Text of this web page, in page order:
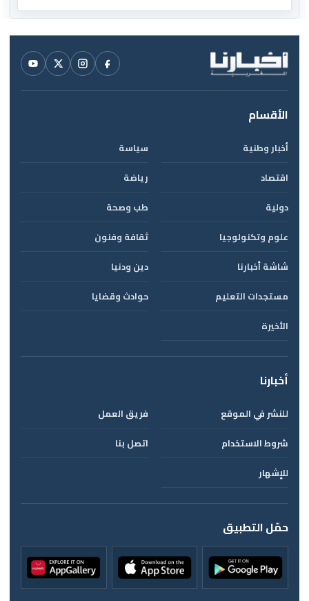
الأقسام
أخبار وطنية
سياسة
اقتصاد
رياضة
دولية
طب وصحة
علوم وتكنولوجيا
ثقافة وفنون
شاشة أخبارنا
دين ودنيا
مستجدات التعليم
حوادث وقضايا
الأخيرة
أخبارنا
للنشر في الموقع
فريق العمل
شروط الاستخدام
اتصل بنا
للإشهار
حمّل التطبيق